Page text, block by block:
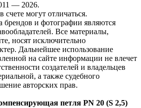
— 2026.
могут отличаться.
брендов и фотографии являются
Все материалы,
носят исключительно
Дальнейшее использование
на сайте информации не влечет
создателей и владельцев
а также судебного
авторских прав.
петля PN 20 (S 2,5)